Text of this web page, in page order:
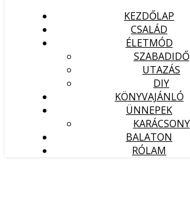
KEZDŐLAP
CSALÁD
ÉLETMÓD
SZABADIDŐ
UTAZÁS
DIY
KÖNYVAJÁNLÓ
ÜNNEPEK
KARÁCSONY
BALATON
RÓLAM